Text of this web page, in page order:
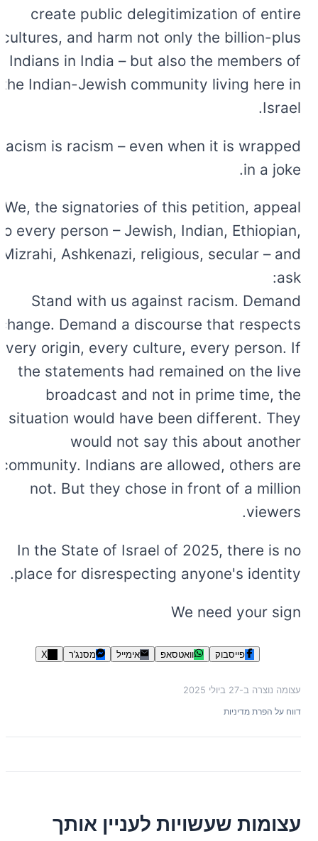
create public delegitimization of entire
cultures, and harm not only the billion-plus
Indians in India – but also the members of
the Indian-Jewish community living here in
Israel.
is racism – even when it is wrapped
in a joke.
We, the signatories of this petition, appeal
every person – Jewish, Indian, Ethiopian,
Mizrahi, Ashkenazi, religious, secular – and
ask:
Stand with us against racism. Demand
Demand a discourse that respects
origin, every culture, every person. If
the statements had remained on the live
broadcast and not in prime time, the
situation would have been different. They
would not say this about another
community. Indians are allowed, others are
not. But they chose in front of a million
viewers.
In the State of Israel of 2025, there is no
place for disrespecting anyone's identity.
We need your sign
פייסבוק וואטסאפ אימייל מסנג'ר X
עצומה נוצרה ב-27 ביולי 2025
דווח על הפרת מדיניות
עצומות שעשויות לעניין אותך